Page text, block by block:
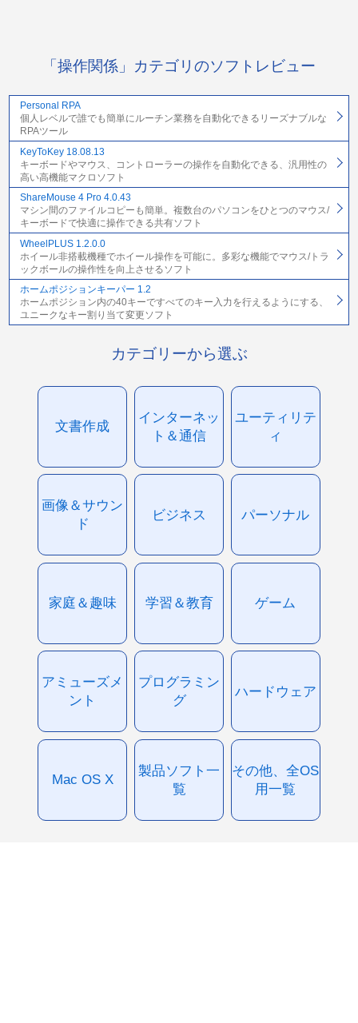
「操作関係」カテゴリのソフトレビュー
Personal RPA
個人レベルで誰でも簡単にルーチン業務を自動化できるリーズナブルな
RPAツール
KeyToKey 18.08.13
キーボードやマウス、コントローラーの操作を自動化できる、汎用性の
高い高機能マクロソフト
ShareMouse 4 Pro 4.0.43
マシン間のファイルコピーも簡単。複数台のパソコンをひとつのマウス/
キーボードで快適に操作できる共有ソフト
WheelPLUS 1.2.0.0
ホイール非搭載機種でホイール操作を可能に。多彩な機能でマウス/トラ
ックボールの操作性を向上させるソフト
ホームポジションキーパー 1.2
ホームポジション内の40キーですべてのキー入力を行えるようにする、
ユニークなキー割り当て変更ソフト
カテゴリーから選ぶ
文書作成
インターネッ
ト＆通信
ユーティリテ
ィ
画像＆サウン
ド
ビジネス パーソナル
家庭＆趣味 学習＆教育 ゲーム
アミューズメ
ント
プログラミン
グ
ハードウェア
Mac OS X
製品ソフト一
覧
その他、全OS
用一覧